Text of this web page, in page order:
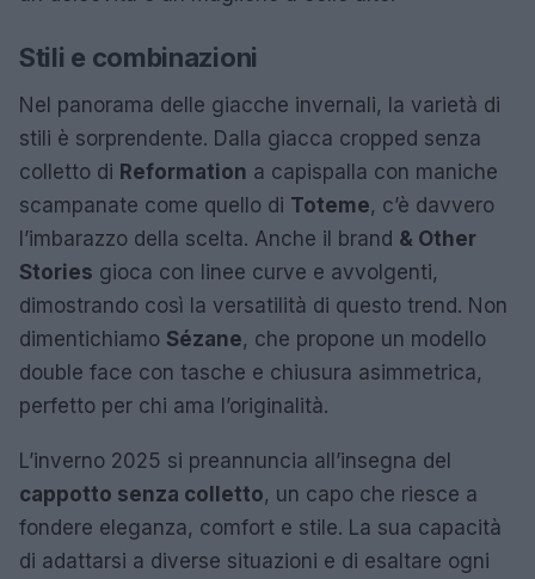
Stili e combinazioni
Nel panorama delle giacche invernali, la varietà di
stili è sorprendente. Dalla giacca cropped senza
colletto di Reformation a capispalla con maniche
scampanate come quello di Toteme, c’è davvero
l’imbarazzo della scelta. Anche il brand & Other
Stories gioca con linee curve e avvolgenti,
dimostrando così la versatilità di questo trend. Non
dimentichiamo Sézane, che propone un modello
double face con tasche e chiusura asimmetrica,
perfetto per chi ama l’originalità.
L’inverno 2025 si preannuncia all’insegna del
cappotto senza colletto, un capo che riesce a
fondere eleganza, comfort e stile. La sua capacità
di adattarsi a diverse situazioni e di esaltare ogni